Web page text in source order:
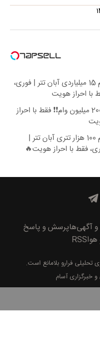
وام 15 میلیاردی آبان تتر | فوری،
با احراز هویت
❗❗200 میلیون وام❗❗ فقط با احراز
وام 100 هزار تتری آبان تتر |
فقط با احراز هویت🔥
و آگهی‌هاپرسش و پاسخ
RSS
تحليلی فراروبلامانع است.
آسام